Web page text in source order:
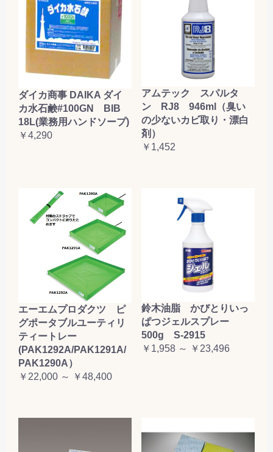
ダイカ商事 DAIKA ダイ
カ水石鹸#100GN BIB
18L(業務用ハンドソープ)
￥4,290
アムテック スパルタ
ン RJ8 946ml（臭い
の少ないカビ取り・漂白
剤）
￥1,452
エーエムプロダクツ ピ
グポータブルユーティリ
ティートレー
(PAK1292A/PAK1291A/
PAK1290A）
￥22,000 ～ ￥48,400
鈴木油脂 かびとりいっ
ぱつジェルスプレー
500g S-2915
￥1,958 ～ ￥23,496